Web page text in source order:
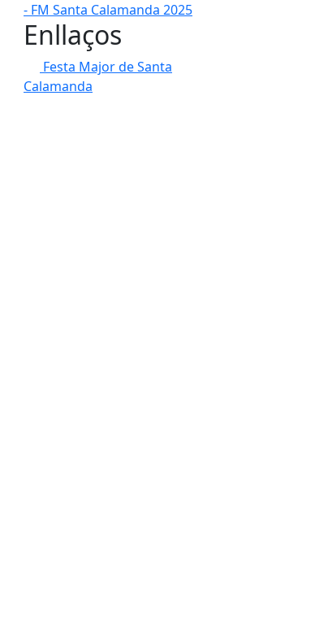
- FM Santa Calamanda 2025
Enllaços
Festa Major de Santa
Calamanda